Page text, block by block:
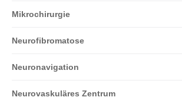
Mikrochirurgie
Neurofibromatose
Neuronavigation
Neurovaskuläres Zentrum